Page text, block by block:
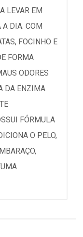
LEVAR EM
A DIA. COM
FOCINHO E
FORMA
ODORES
DA ENZIMA
FÓRMULA
O PELO,